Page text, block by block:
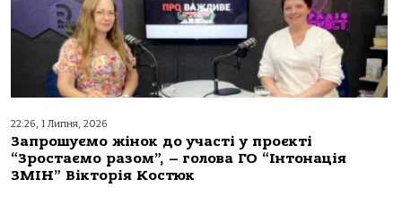
22:26, 1 Липня, 2026
Запрошуємо жінок до участі у проєкті
“Зростаємо разом”, – голова ГО “Інтонація
ЗМІН” Вікторія Костюк